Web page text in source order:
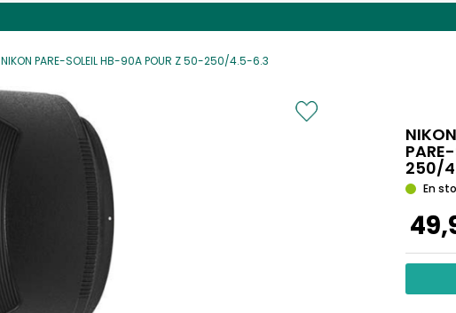
NIKON PARE-SOLEIL HB-90A POUR Z 50-250/4.5-6.3
NIKON
250/
En